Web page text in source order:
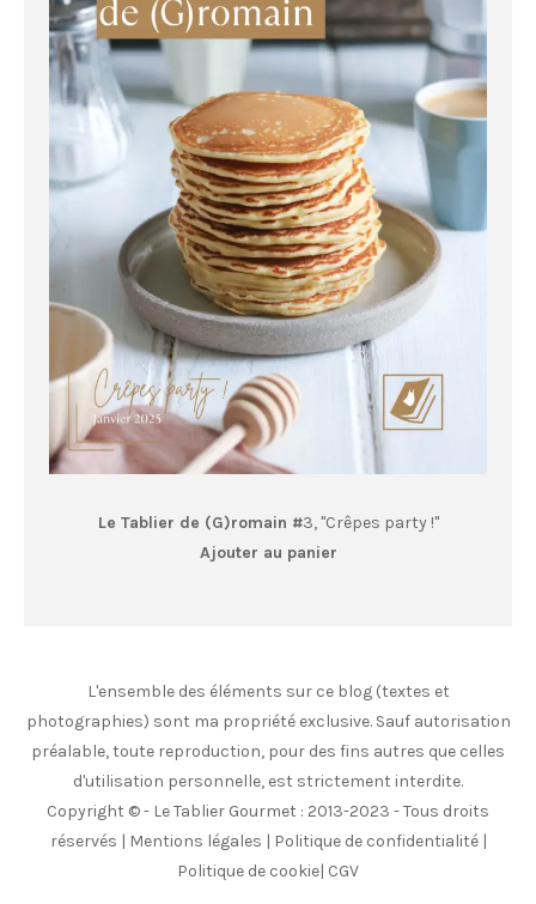
Le Tablier de (G)romain #3, "Crêpes party !"
Ajouter au panier
L'ensemble des éléments sur ce blog (textes et
photographies) sont ma propriété exclusive. Sauf autorisation
préalable, toute reproduction, pour des fins autres que celles
d'utilisation personnelle, est strictement interdite.
Copyright © - Le Tablier Gourmet : 2013-2023 - Tous droits
réservés | Mentions légales | Politique de confidentialité|
Politique de cookie| CGV